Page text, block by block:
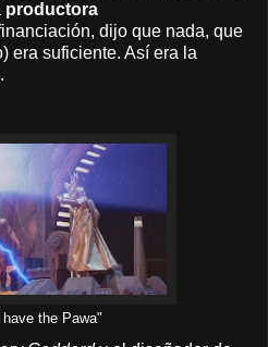
productora
dijo que nada, que
era suficiente. Así era la
the Pawa"